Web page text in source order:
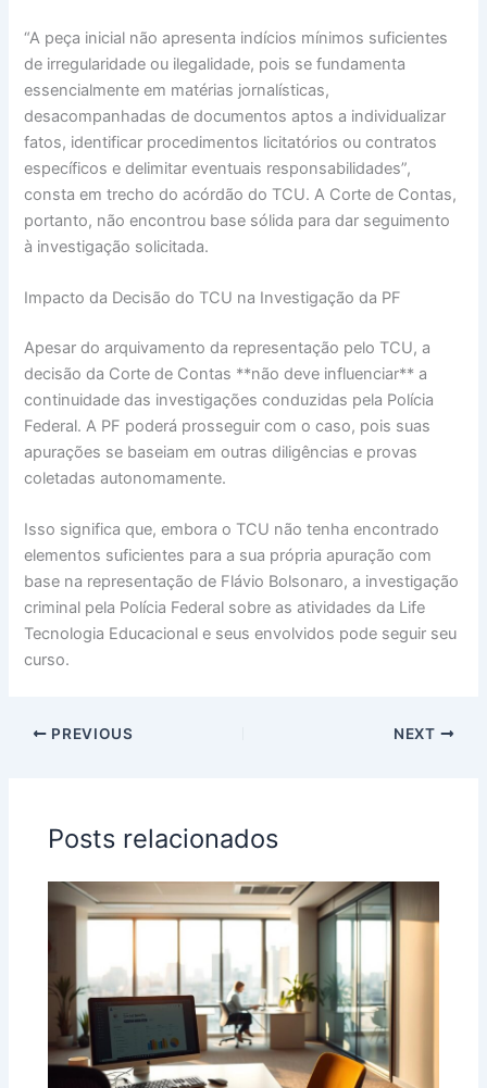
“A peça inicial não apresenta indícios mínimos suficientes
de irregularidade ou ilegalidade, pois se fundamenta
essencialmente em matérias jornalísticas,
desacompanhadas de documentos aptos a individualizar
fatos, identificar procedimentos licitatórios ou contratos
específicos e delimitar eventuais responsabilidades”,
consta em trecho do acórdão do TCU. A Corte de Contas,
portanto, não encontrou base sólida para dar seguimento
à investigação solicitada.
Impacto da Decisão do TCU na Investigação da PF
Apesar do arquivamento da representação pelo TCU, a
decisão da Corte de Contas **não deve influenciar** a
continuidade das investigações conduzidas pela Polícia
Federal. A PF poderá prosseguir com o caso, pois suas
apurações se baseiam em outras diligências e provas
coletadas autonomamente.
Isso significa que, embora o TCU não tenha encontrado
elementos suficientes para a sua própria apuração com
base na representação de Flávio Bolsonaro, a investigação
criminal pela Polícia Federal sobre as atividades da Life
Tecnologia Educacional e seus envolvidos pode seguir seu
curso.
PREVIOUS NEXT
Posts relacionados